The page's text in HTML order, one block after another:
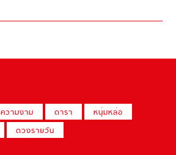
ความงาม ดารา
หนุ่มหล่อ
ดวงรายวัน